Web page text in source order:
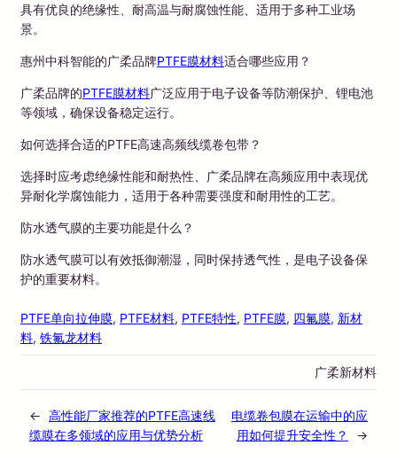
具有优良的绝缘性、耐高温与耐腐蚀性能、适用于多种工业场
景。
惠州中科智能的广柔品牌PTFE膜材料适合哪些应用？
广柔品牌的PTFE膜材料广泛应用于电子设备等防潮保护、锂电池
等领域，确保设备稳定运行。
如何选择合适的PTFE高速高频线缆卷包带？
选择时应考虑绝缘性能和耐热性、广柔品牌在高频应用中表现优
异耐化学腐蚀能力，适用于各种需要强度和耐用性的工艺。
防水透气膜的主要功能是什么？
防水透气膜可以有效抵御潮湿，同时保持透气性，是电子设备保
护的重要材料。
PTFE单向拉伸膜, PTFE材料, PTFE特性, PTFE膜, 四氟膜, 新材
料, 铁氟龙材料
广柔新材料
← 高性能厂家推荐的PTFE高速线
缆膜在多领域的应用与优势分析
电缆卷包膜在运输中的应
用如何提升安全性？
→